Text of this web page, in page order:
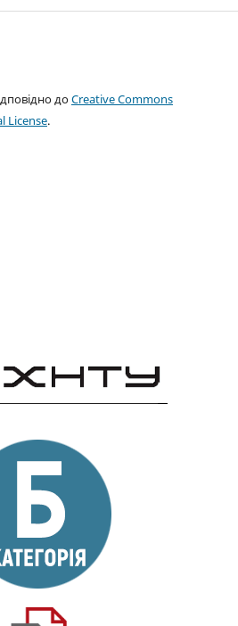
доCreative Commons
License.